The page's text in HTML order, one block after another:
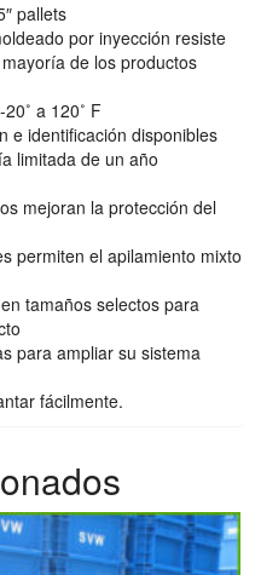
pallets
por inyección resiste
de los productos
a 120˚ F
e identificación disponibles
limitada de un año
mejoran la protección del
permiten el apilamiento mixto
tamaños selectos para
para ampliar su sistema
fácilmente.